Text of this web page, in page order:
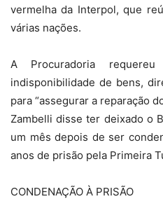
vermelha da Interpol, que
várias nações.
A Procuradoria
indisponibilidade de bens,
para “assegurar a reparação
Zambelli disse ter deixado o
um mês depois de ser
anos de prisão pela Primeira
CONDENAÇÃO À PRISÃO